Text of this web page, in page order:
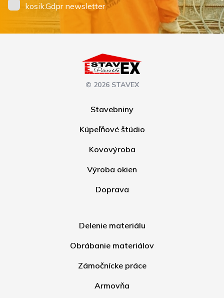
kosik.Gdpr newsletter
© 2026 STAVEX
Stavebniny
Kúpeľňové štúdio
Kovovýroba
Výroba okien
Doprava
Delenie materiálu
Obrábanie materiálov
Zámočnícke práce
Armovňa